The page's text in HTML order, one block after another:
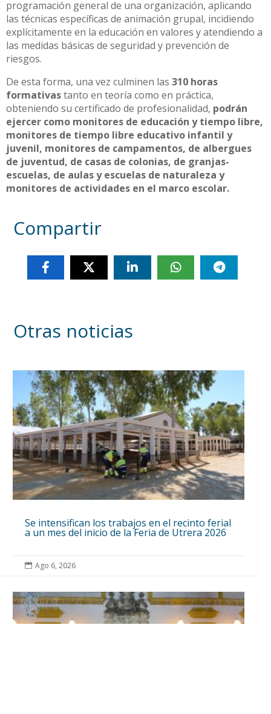
programación general de una organización, aplicando
las técnicas específicas de animación grupal, incidiendo
explícitamente en la educación en valores y atendiendo a
las medidas básicas de seguridad y prevención de
riesgos.
De esta forma, una vez culminen las 310 horas
formativastanto en teoría como en práctica,
obteniendo su certificado de profesionalidad, podrán
ejercer como monitores de educación y tiempo libre,
monitores de tiempo libre educativo infantil y
juvenil, monitores de campamentos, de albergues
de juventud, de casas de colonias, de granjas-
escuelas, de aulas y escuelas de naturaleza y
monitores de actividades en el marco escolar.
Compartir
Otras noticias
Se intensifican los trabajos en el recinto ferial
a un mes del inicio de la Feria de Utrera 2026
 Ago 6, 2026